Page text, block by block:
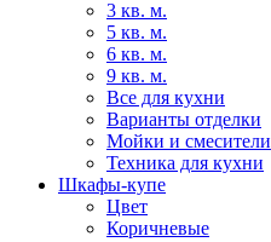
3 кв. м.
5 кв. м.
6 кв. м.
9 кв. м.
Все для кухни
Варианты отделки
Мойки и смесители
Техника для кухни
Шкафы-купе
Цвет
Коричневые